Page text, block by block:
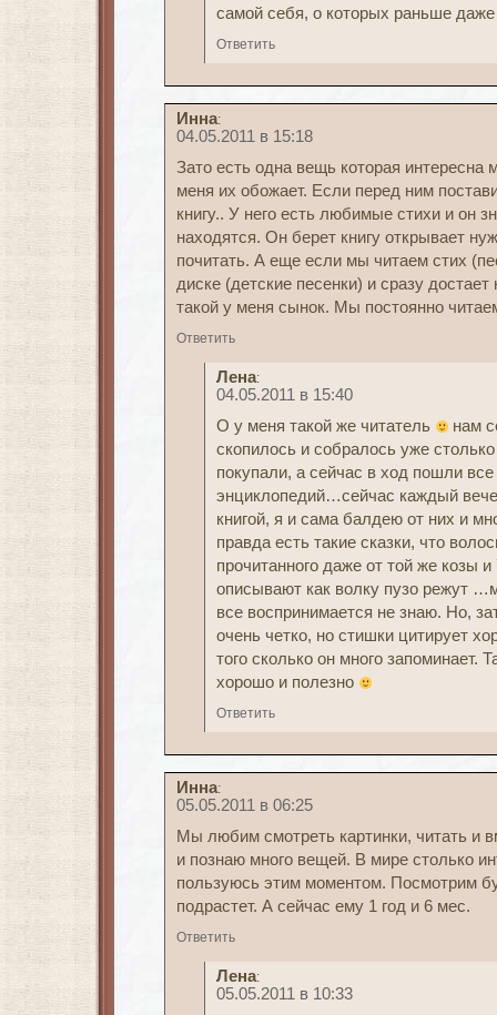
самой себя, о которых раньше
Ответить
Инна:
04.05.2011 в 15:18
Зато есть одна вещь которая
меня их обожает. Если перед ним
книгу.. У него есть любимые стихи и он
находятся. Он берет книгу открывает
почитать. А еще если мы читаем стих
диске (детские песенки) и сразу
такой у меня сынок. Мы постоянно
Ответить
Лена:
04.05.2011 в 15:40
О у меня такой же читатель
нам
скопилось и собралось уже
покупали, а сейчас в ход пошли
энциклопедий…сейчас каждый
книгой, я и сама балдею от них и
правда есть такие сказки, что
прочитанного даже от той же козы и
описывают как волку пузо режут
все воспринимается не знаю. Но,
очень четко, но стишки цитирует
того сколько он много запоминает.
хорошо и полезно
Ответить
Инна:
05.05.2011 в 06:25
Мы любим смотреть картинки, читать и
и познаю много вещей. В мире столько
пользуюсь этим моментом. Посмотрим
подрастет. А сейчас ему 1 год и 6 мес.
Ответить
Лена:
05.05.2011 в 10:33